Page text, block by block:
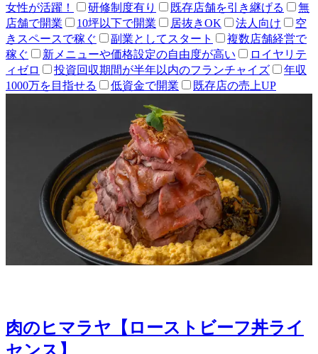
女性が活躍！
研修制度有り 既存店舗を引き継げる
無
店舗で開業
10坪以下で開業 居抜きOK 法人向け
空
きスペースで稼ぐ
副業としてスタート
複数店舗経営で
稼ぐ
新メニューや価格設定の自由度が高い
ロイヤリテ
ィゼロ
投資回収期間が半年以内のフランチャイズ
年収
1000万を目指せる
低資金で開業 既存店の売上UP
肉のヒマラヤ【ローストビーフ丼ライ